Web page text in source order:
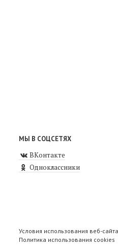
МЫ В СОЦСЕТЯХ
ВКонтакте
Одноклассники
Условия использования веб-
Политика использования cookies